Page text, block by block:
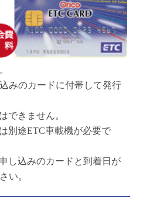
みのカードに付帯して発行
できません。
別途ETC車載機が必要で
し込みのカードと到着日が
い。